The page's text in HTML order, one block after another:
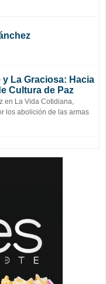
La Graciosa: Hacia
Cultura de Paz
en La Vida Cotidiana,
los abolición de las armas